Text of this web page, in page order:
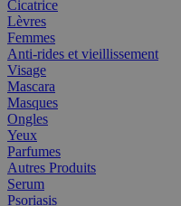
Cicatrice
Lèvres
Femmes
Anti-rides et vieillissement
Visage
Mascara
Masques
Ongles
Yeux
Parfumes
Autres Produits
Serum
Psoriasis